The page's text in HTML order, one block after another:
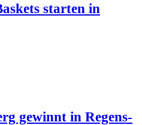
star­ten in
gewinnt in Regens­